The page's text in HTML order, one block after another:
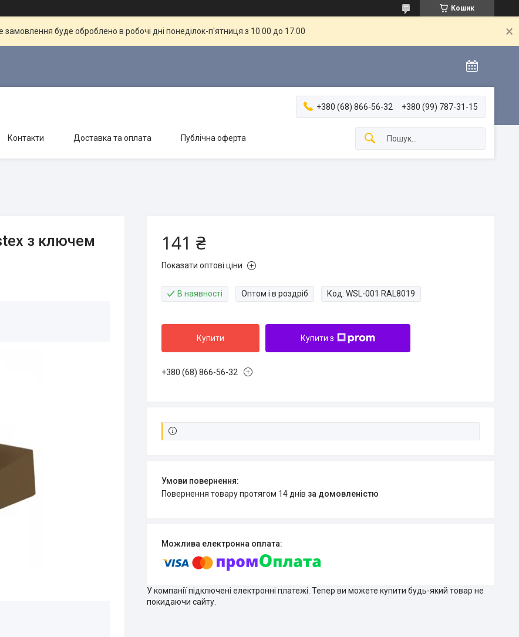
Кошик
замовлення буде оброблено в робочі дні понеділок-п'ятниця з 10.00 до 17.00
+380 (68) 866-56-32 +380 (99) 787-31-15
Контакти Доставка та оплата Публічна оферта
з ключем
141 ₴
Показати оптові ціни
В наявності Оптом і в роздріб Код: WSL-001 RAL8019
Купити Купити з
+380 (68) 866-56-32
повернення товару протягом 14 днів за домовленістю
У компанії підключені електронні платежі. Тепер ви можете купити будь-який товар не
покидаючи сайту.